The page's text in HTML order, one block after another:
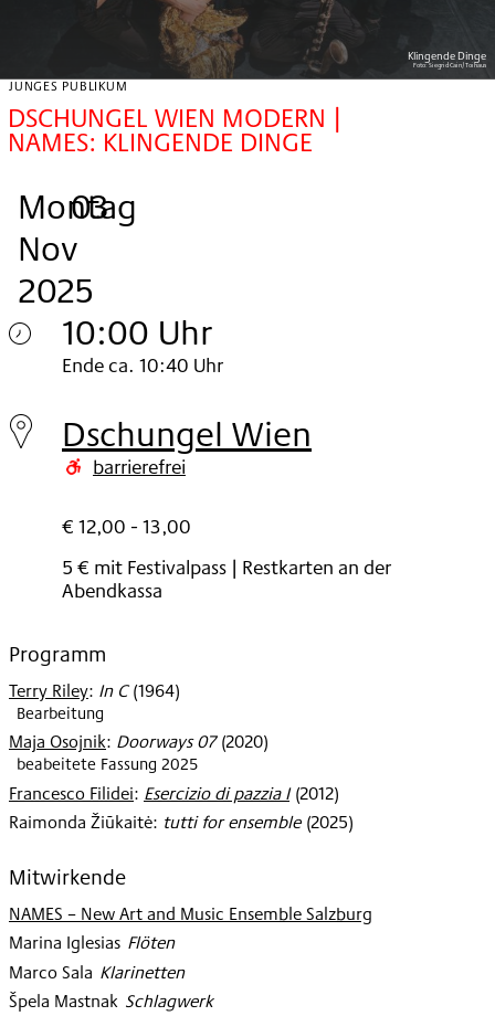
Klingende Dinge
Foto:Siegrid Cain/Toihaus
JUNGES PUBLIKUM
DSCHUNGEL WIEN MODERN |
NAMES: KLINGENDE DINGE
Montag
, 03
.
Nov
2025
.
10:00 Uhr
Montag
03.
Nov
Ende ca. 10:40 Uhr
Dschungel Wien
barrierefrei
€ 12,00 - 13,00
5 € mit Festivalpass | Restkarten an der
Abendkassa
Programm
Terry Riley: In C (1964)
Bearbeitung
Maja Osojnik: Doorways 07 (2020)
beabeitete Fassung 2025
Francesco Filidei: Esercizio di pazzia I (2012)
Raimonda Žiūkaitė: tutti for ensemble (2025)
Mitwirkende
NAMES – New Art and Music Ensemble Salzburg
Marina Iglesias
: Flöten
Marco Sala: Klarinetten
Špela Mastnak
: Schlagwerk